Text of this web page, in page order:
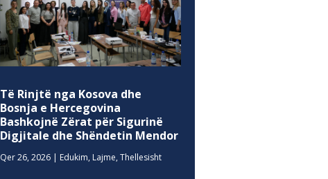
Të Rinjtë nga Kosova dhe
Bosnja e Hercegovina
Bashkojnë Zërat për Sigurinë
Digjitale dhe Shëndetin Mendor
Qer 26, 2026 | Edukim, Lajme,Thellesisht